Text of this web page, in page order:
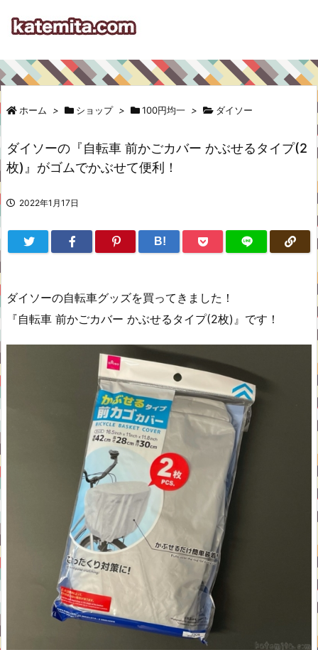
ホーム > ショップ > 100円均一 > ダイソー
ダイソーの『自転車 前かごカバー かぶせるタイプ(2
枚)』がゴムでかぶせて便利！
2022年1月17日
B!
ダイソーの自転車グッズを買ってきました！
『自転車 前かごカバー かぶせるタイプ(2枚)』です！